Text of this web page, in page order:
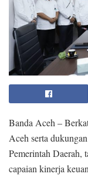
Banda Aceh –
Aceh serta
Pemerintah Daerah,
capaian kinerja